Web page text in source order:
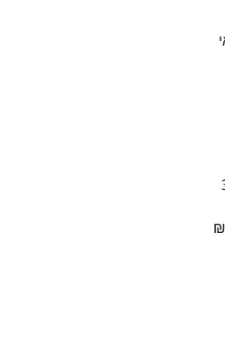
: 200-400 ₪